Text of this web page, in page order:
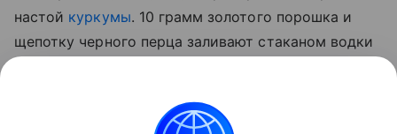
настой куркумы. 10 грамм золотого порошка и
щепотку черного перца заливают стаканом водки
опрыскивают стебли, а также листья с верхней и